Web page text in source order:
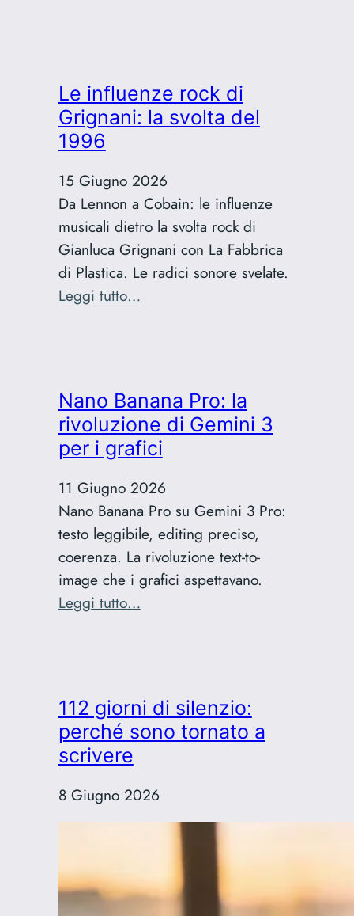
workflow
che
per
miei
post
Le influenze rock di
Grignani: la svolta del
1996
15 Giugno 2026
Da Lennon a Cobain: le influenze
musicali dietro la svolta rock di
Gianluca Grignani con La Fabbrica
di Plastica. Le radici sonore svelate.
Leggi tutto…:
Grignani:
la
svolta
del
1996
Nano Banana Pro: la
rivoluzione di Gemini 3
per i grafici
11 Giugno 2026
Nano Banana Pro su Gemini 3 Pro:
testo leggibile, editing preciso,
coerenza. La rivoluzione text-to-
image che i grafici aspettavano.
Leggi tutto…:
rivoluzione
di
3
per
112 giorni di silenzio:
perché sono tornato a
scrivere
8 Giugno 2026